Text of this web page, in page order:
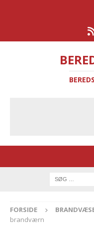
FORSIDE
brandværn